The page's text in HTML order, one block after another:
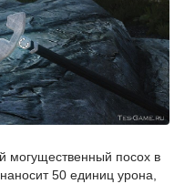
могущественный посох в
50 единиц урона,